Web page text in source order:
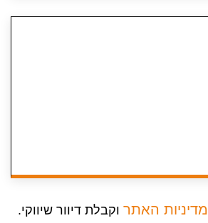
מדיניות האתר וקבלת דיוור שיווקי.